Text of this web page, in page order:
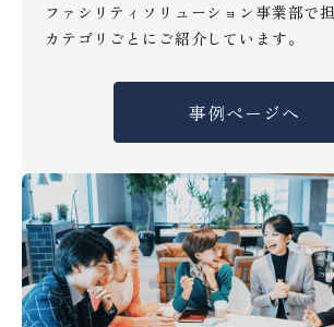
ファシリティソリューション事業部で
カテゴリごとにご紹介しています。
事例ページへ